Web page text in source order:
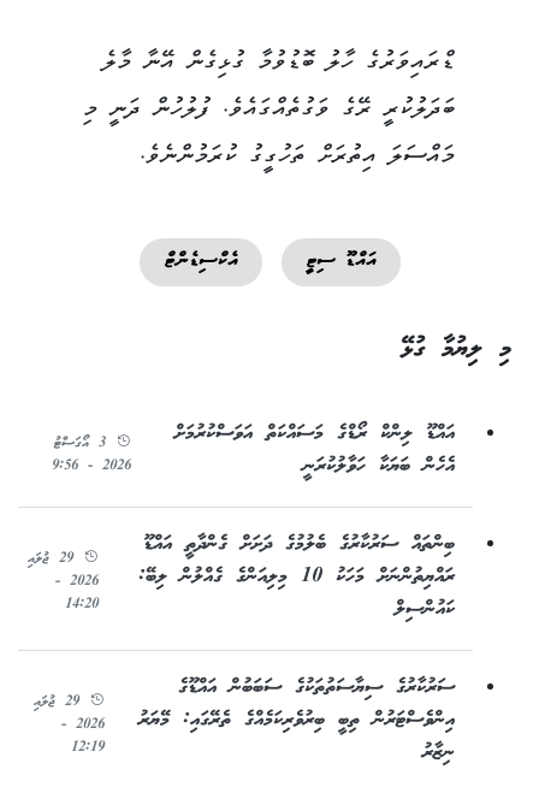
ޑްރައިވަރުގެ ހާލު ބޮޑުވުމާ ގުޅިގެން އޭނާ މާލެ
ބަދަލުކުރީ ރޭގެ ވަގުތެއްގައެވެ. ފުލުހުން ދަނީ މި
މައްސަލަ އިތުރަށް ތަހުގީގު ކުރަމުންނެވެ.
އައްޑޫ ސިޓީ އެކްސިޑެންޓް
މި ލިޔުމާ ގުޅޭ
އައްޑޫ ލިންކް ރޯޑްގެ މަސައްކަތް އަވަސްކުރުމަށް
އެހެން ބަޔަކާ ހަވާލުކުރަނީ
3 އޯގަސްޓު
2026 - 9:56
ބިންތައް ސަރުކާރުގެ ބެލުމުގެ ދަށަށް ގެންދާތީ އައްޑޫ
ރައްޔިތުންނަށް މަހަކު 10 މިލިއަންގެ ގެއްލުން ލިބޭ:
ކައުންސިލް
29 ޖުލައި
2026 -
14:20
ސަރުކާރުގެ ސިޔާސަތުތަކުގެ ސަބަބުން އައްޑޫގެ
އިންވެސްޓަރުން ތިބީ ބިރުވެރިކަމެއްގެ ތެރޭގައި: މޭޔަރު
ނިޒާރު
29 ޖުލައި
2026 -
12:19